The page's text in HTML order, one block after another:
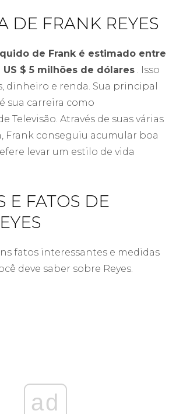
DE FRANK REYES
de Frank é estimado entre
US $ 5 milhões de dólares . Isso
dinheiro e renda. Sua principal
sua carreira como
Televisão. Através de suas várias
Frank conseguiu acumular boa
levar um estilo de vida
E FATOS DE
fatos interessantes e medidas
deve saber sobre Reyes.
ad